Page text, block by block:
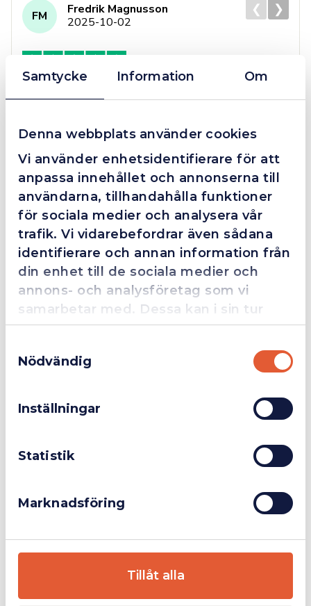
Samtycke Information Om
Denna webbplats använder cookies
Vi använder enhetsidentifierare för att
anpassa innehållet och annonserna till
användarna, tillhandahålla funktioner
för sociala medier och analysera vår
trafik. Vi vidarebefordrar även sådana
identifierare och annan information från
din enhet till de sociala medier och
annons- och analysföretag som vi
samarbetar med. Dessa kan i sin tur
kombinera informationen med annan
information som du har tillhandahållit
eller som de har samlat in när du har
Nödvändig
Inställningar
Statistik
Marknadsföring
Tillåt alla
Exkl. moms
Privatperson Inkl. moms
4.4 10 Reviews
FM
Fredrik Magnusson
2025-10-02
Trots en billigare order, som det blev lite strul med,
så agerade dom blixtsnabbt och löste det långt över
förväntan. Hade kontakt med Alexander, som förtjänar
en extra guldstjärna.
❮ ❯
Beskrivning
Scratch-borste med ergohandtag.
Relaterade produkter